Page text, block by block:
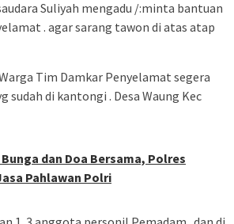
Suliyah mengadu /:minta bantuan
. agar sarang tawon di atas atap
Tim Damkar Penyelamat segera
sudah di kantongi . Desa Waung Kec
dan Doa Bersama, Polres
Pahlawan Polri